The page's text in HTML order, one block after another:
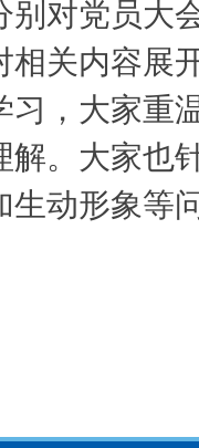
党员大会
相关内容展
大家重温
解。大家也
生动形象等